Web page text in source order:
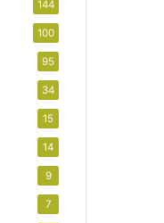
144
100
95
34
15
14
9
7